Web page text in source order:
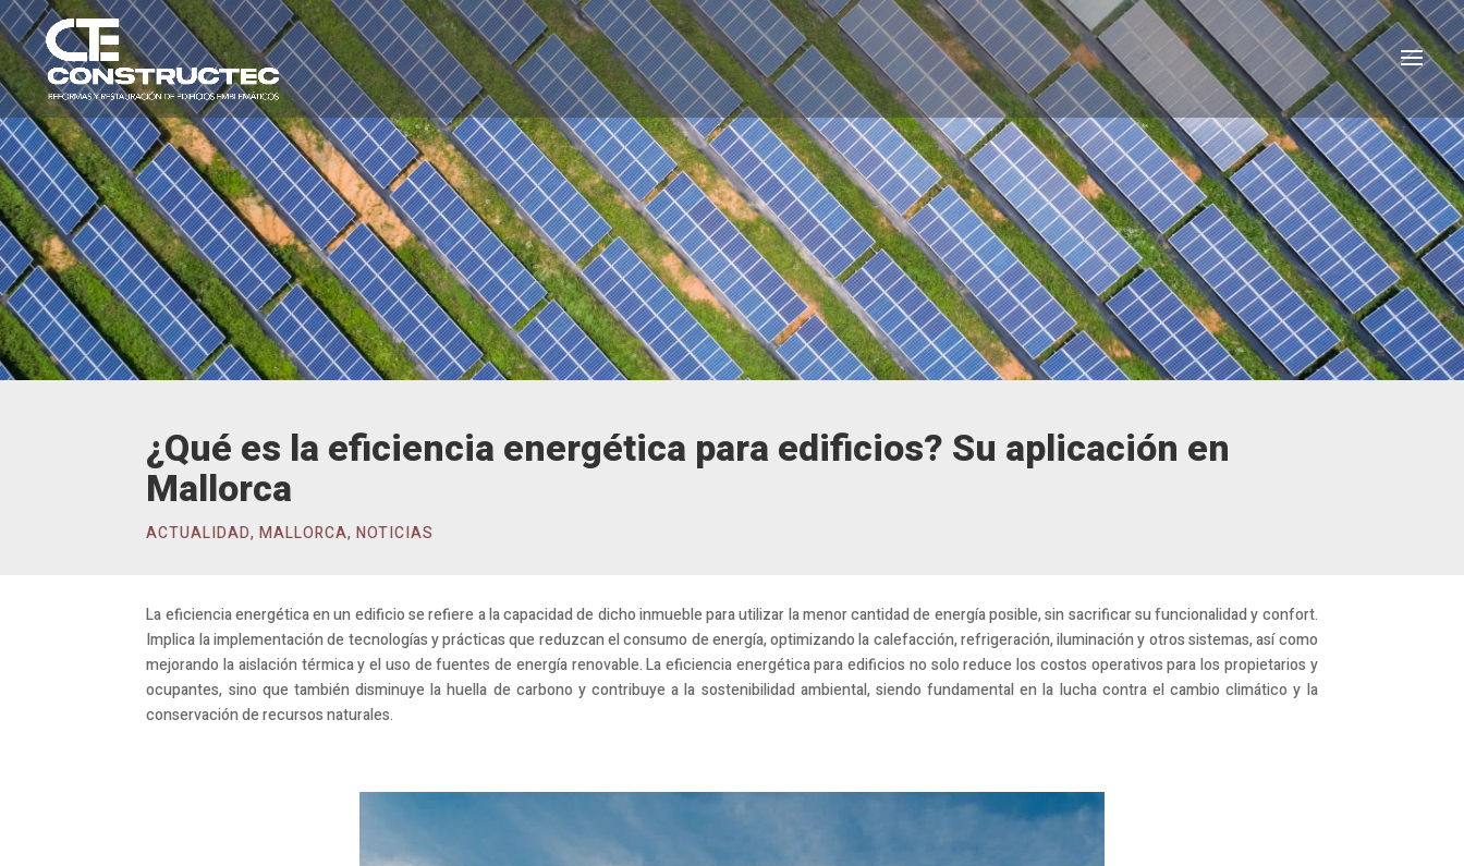
¿Qué es la eficiencia energética para edificios? Su aplicación en
Mallorca
ACTUALIDAD,MALLORCA,NOTICIAS
La eficiencia energética en un edificio se refiere a la capacidad de dicho inmueble para utilizar la menor cantidad de energía posible, sin sacrificar su funcionalidad y confort.
Implica la implementación de tecnologías y prácticas que reduzcan el consumo de energía, optimizando la calefacción, refrigeración, iluminación y otros sistemas, así como
mejorando la aislación térmica y el uso de fuentes de energía renovable. La eficiencia energética para edificios no solo reduce los costos operativos para los propietarios y
ocupantes, sino que también disminuye la huella de carbono y contribuye a la sostenibilidad ambiental, siendo fundamental en la lucha contra el cambio climático y la
conservación de recursos naturales.